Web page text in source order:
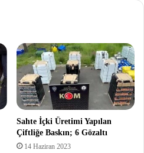
Sahte İçki Üretimi Yapılan
Çiftliğe Baskın; 6 Gözaltı
14 Haziran 2023